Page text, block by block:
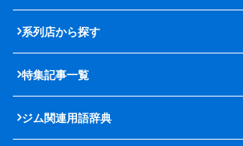
系列店から探す
特集記事一覧
ジム関連用語辞典